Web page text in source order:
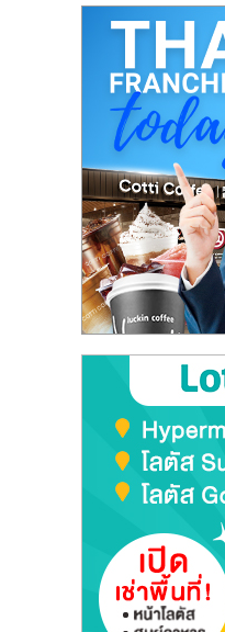
ปรึกษา
ลงทุน
และ
ขยาย
ไชส์,